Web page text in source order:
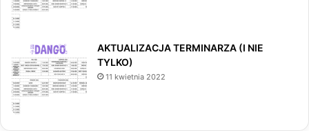
AKTUALIZACJA TERMINARZA (I NIE
TYLKO)
11 kwietnia 2022